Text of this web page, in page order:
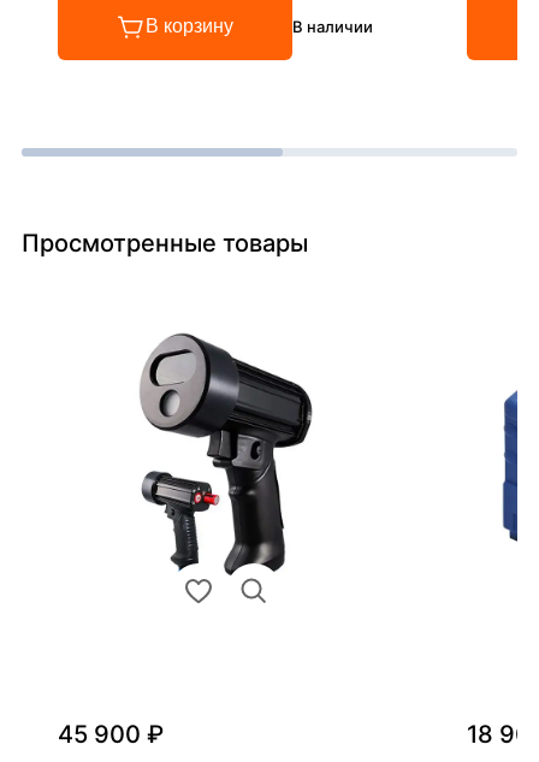
В корзину В наличии
Просмотренные товары
45 900 ₽ 18